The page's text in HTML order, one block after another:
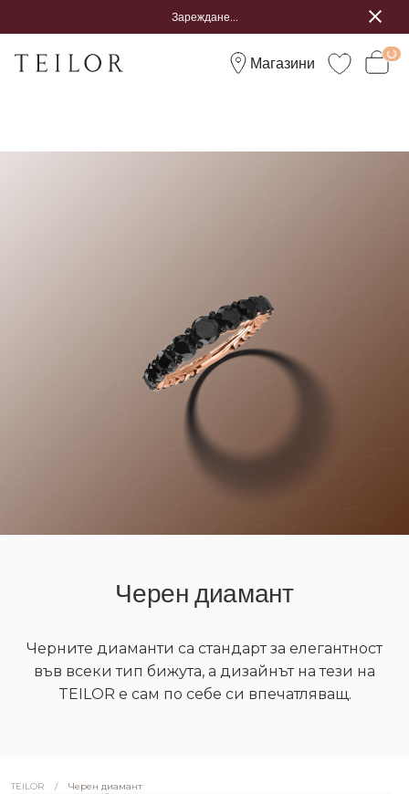
Зареждане...
Магазини
Черен диамант
Черните диаманти са стандарт за елегантност
във всеки тип бижута, а дизайнът на тези на
TEILOR е сам по себе си впечатляващ.
TEILOR / Черен диамант